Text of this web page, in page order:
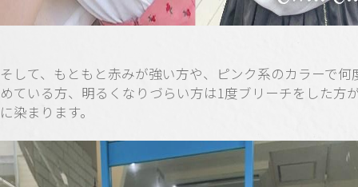
そして、もともと赤みが強い方や、ピンク系のカラーで何
めている方、明るくなりづらい方は1度ブリーチをした方
に染まります。